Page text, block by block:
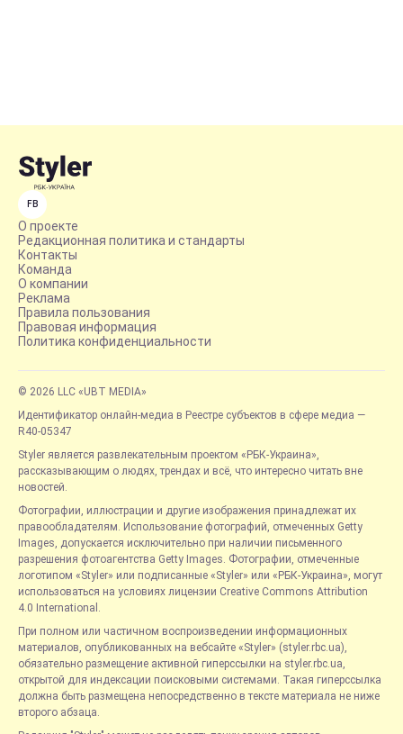
FB
О проекте
Редакционная политика и стандарты
Контакты
Команда
О компании
Реклама
Правила пользования
Правовая информация
Политика конфиденциальности
© 2026 LLC «UBT MEDIA»
Идентификатор онлайн-медиа в Реестре субъектов в сфере медиа —
R40-05347
Styler является развлекательным проектом «РБК-Украина»,
рассказывающим о людях, трендах и всё, что интересно читать вне
новостей.
Фотографии, иллюстрации и другие изображения принадлежат их
правообладателям. Использование фотографий, отмеченных Getty
Images, допускается исключительно при наличии письменного
разрешения фотоагентства Getty Images. Фотографии, отмеченные
логотипом «Styler» или подписанные «Styler» или «РБК-Украина», могут
использоваться на условиях лицензии Creative Commons Attribution
4.0 International.
При полном или частичном воспроизведении информационных
материалов, опубликованных на вебсайте «Styler» (styler.rbc.ua),
обязательно размещение активной гиперссылки на styler.rbc.ua,
открытой для индексации поисковыми системами. Такая гиперссылка
должна быть размещена непосредственно в тексте материала не ниже
второго абзаца.